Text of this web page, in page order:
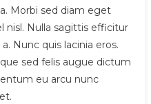
Morbi sed diam eget
nisl. Nulla sagittis efficitur
Nunc quis lacinia eros.
sed felis augue dictum
eu arcu nunc